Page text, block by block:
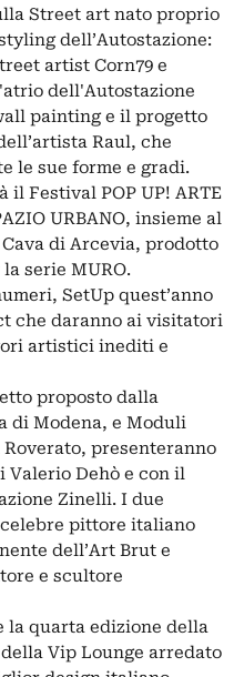
Street art nato proprio
dell’Autostazione:
artist Corn79 e
dell'Autostazione
painting e il progetto
Raul, che
le sue forme e gradi.
Festival POP UP! ARTE
URBANO, insieme al
di Arcevia, prodotto
serie MURO.
SetUp quest’anno
che daranno ai visitatori
artistici inediti e
proposto dalla
di Modena, e Moduli
Roverato, presenteranno
Valerio Dehò e con il
Zinelli. I due
pittore italiano
dell’Art Brut e
e scultore
quarta edizione della
Vip Lounge arredato